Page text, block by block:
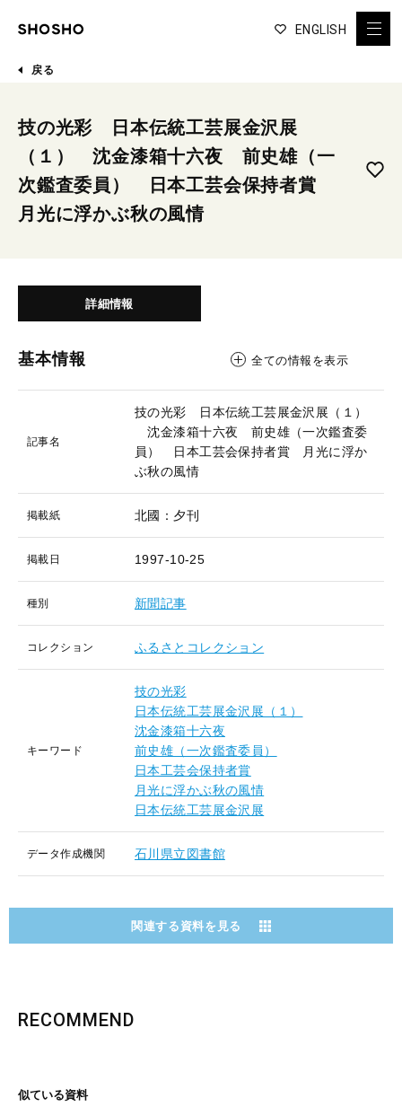
ENGLISH
戻る
技の光彩 日本伝統工芸展金沢展
（１） 沈金漆箱十六夜 前史雄（一
次鑑査委員） 日本工芸会保持者賞
月光に浮かぶ秋の風情
詳細情報
基本情報 全ての情報を表示
記事名
技の光彩 日本伝統工芸展金沢展（１）
沈金漆箱十六夜 前史雄（一次鑑査委
員） 日本工芸会保持者賞 月光に浮か
ぶ秋の風情
掲載紙 北國：夕刊
掲載日 1997-10-25
種別 新聞記事
コレクション ふるさとコレクション
キーワード
技の光彩
日本伝統工芸展金沢展（１）
沈金漆箱十六夜
前史雄（一次鑑査委員）
日本工芸会保持者賞
月光に浮かぶ秋の風情
日本伝統工芸展金沢展
データ作成機関 石川県立図書館
関連する資料を見る
RECOMMEND
似ている資料